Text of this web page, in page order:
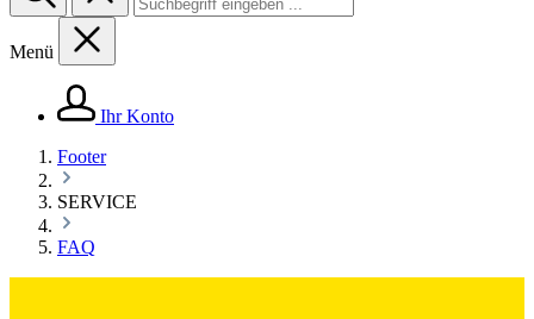
Menü
Ihr Konto
Footer
SERVICE
FAQ